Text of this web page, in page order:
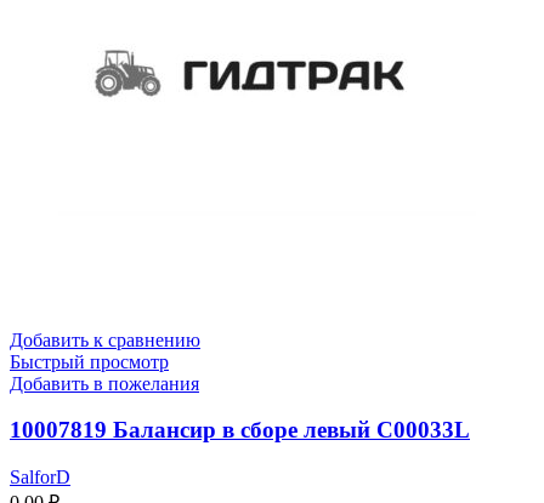
Добавить к сравнению
Быстрый просмотр
Добавить в пожелания
10007819 Балансир в сборе левый C00033L
SalforD